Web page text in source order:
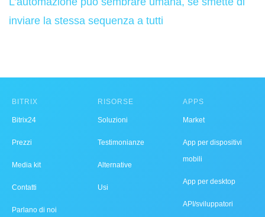
inviare la stessa sequenza a tutti
BITRIX
Bitrix24
Prezzi
Media kit
Contatti
Parlano di noi
RISORSE
Soluzioni
Testimonianze
Alternative
Usi
APPS
Market
App per dispositivi
mobili
App per desktop
API/sviluppatori